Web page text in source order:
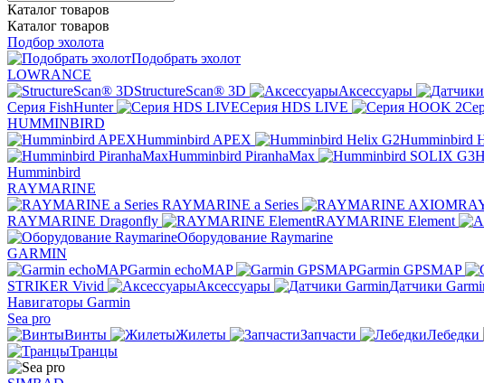
Каталог товаров
Каталог товаров
Подбор эхолота
Подобрать эхолот
LOWRANCE
StructureScan® 3D
Аксессуары
Серия FishHunter
Серия HDS LIVE
HUMMINBIRD
Humminbird APEX
Humminbird
Humminbird PiranhaMax
Humminbird
RAYMARINE
RAYMARINE a Series
RAYMARINE Dragonfly
RAYMARINE Element
Оборудование Raymarine
GARMIN
Garmin echoMAP
Garmin GPSMAP
STRIKER Vivid
Аксессуары Датчики
Навигаторы Garmin
Sea pro
Винты
Жилеты Запчасти Лебедки
Транцы